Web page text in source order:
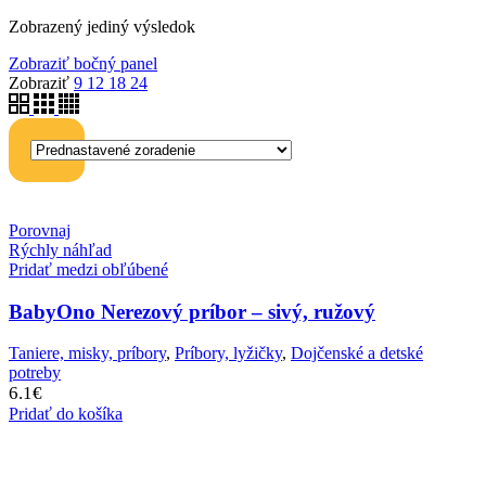
Zobrazený jediný výsledok
Zobraziť bočný panel
Zobraziť 9 12 18 24
Porovnaj
Rýchly náhľad
Pridať medzi obľúbené
BabyOno Nerezový príbor – sivý, ružový
Taniere, misky, príbory, Príbory, lyžičky, Dojčenské a detské
potreby
6.1€
Pridať do košíka